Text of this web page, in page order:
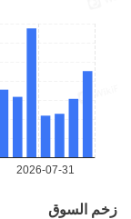
زخم السوق